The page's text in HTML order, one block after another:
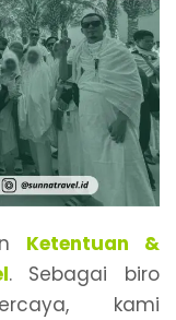
Ketentuan &
. Sebagai biro
kami